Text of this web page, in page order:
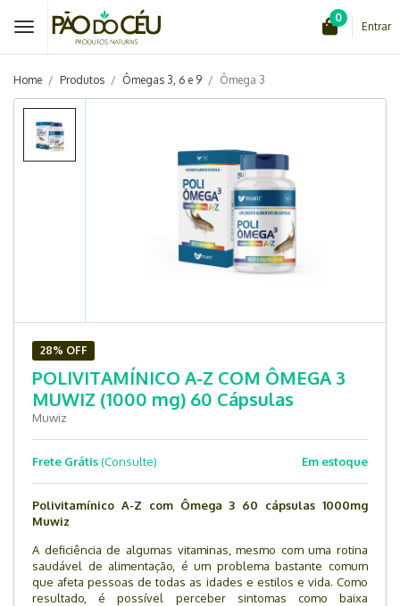
0
Entrar
Home Produtos Ômegas 3, 6 e 9 Ômega 3
28% OFF
POLIVITAMÍNICO A-Z COM ÔMEGA 3
MUWIZ (1000 mg) 60 Cápsulas
Muwiz
Em estoque
Frete Grátis(Consulte)
Polivitamínico A-Z com Ômega 3 60 cápsulas 1000mg
Muwiz
A deficiência de algumas vitaminas, mesmo com uma rotina
saudável de alimentação, é um problema bastante comum
que afeta pessoas de todas as idades e estilos e vida. Como
resultado, é possível perceber sintomas como baixa